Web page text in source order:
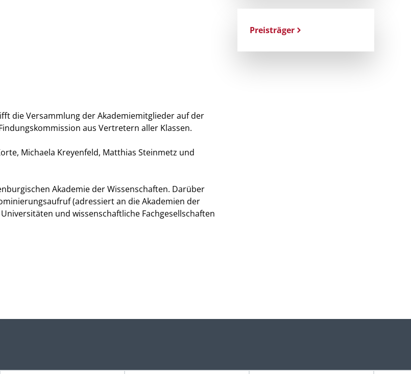
die Versammlung der Akademiemitglieder auf der
aus Vertretern aller Klassen.
Michaela Kreyenfeld, Matthias Steinmetz und
Akademie der Wissenschaften. Darüber
(adressiert an die Akademien der
und wissenschaftliche Fachgesellschaften
Preisträger